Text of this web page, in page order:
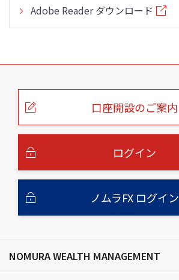
Adobe Reader ダウンロード
こ
口座開設のご案内
ログイン
ノムラFX ログイン
NOMURA WEALTH MANAGEMENT